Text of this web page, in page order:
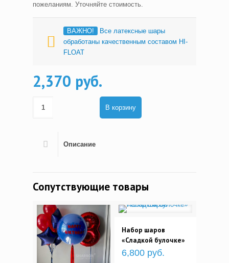
пожеланиям. Уточняйте стоимость.
ВАЖНО!
Все латексные шары
обработаны качественным составом HI-
FLOAT
2,370 руб.
В корзину
Описание
Сопутствующие товары
Набор шаров
«Сладкой булочке»
6,800 руб.